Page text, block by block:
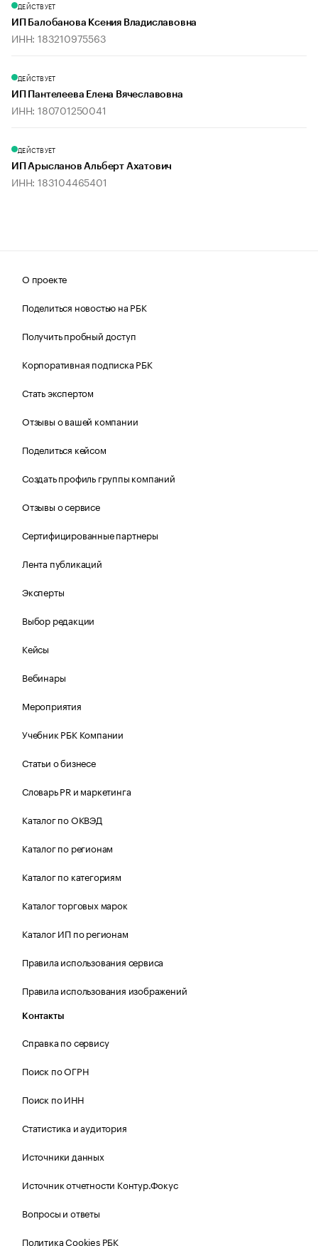
ДЕЙСТВУЕТ
ИП Балобанова Ксения Владиславовна
ИНН: 183210975563
ДЕЙСТВУЕТ
ИП Пантелеева Елена Вячеславовна
ИНН: 180701250041
ДЕЙСТВУЕТ
ИП Арысланов Альберт Ахатович
ИНН: 183104465401
О проекте
Поделиться новостью на РБК
Получить пробный доступ
Корпоративная подписка РБК
Стать экспертом
Отзывы о вашей компании
Поделиться кейсом
Создать профиль группы компаний
Отзывы о сервисе
Сертифицированные партнеры
Лента публикаций
Эксперты
Выбор редакции
Кейсы
Вебинары
Мероприятия
Учебник РБК Компании
Статьи о бизнесе
Словарь PR и маркетинга
Каталог по ОКВЭД
Каталог по регионам
Каталог по категориям
Каталог торговых марок
Каталог ИП по регионам
Правила использования сервиса
Правила использования изображений
Контакты
Справка по сервису
Поиск по ОГРН
Поиск по ИНН
Статистика и аудитория
Источники данных
Источник отчетности Контур.Фокус
Вопросы и ответы
Политика Cookies РБК